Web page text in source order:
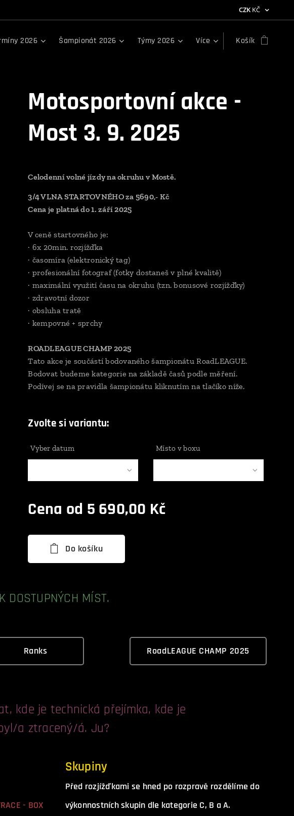
CZK KČ
2026 Šampionát 2026 Týmy 2026 Více Košík
Motosportovní akce -
Most 3. 9. 2025
Celodenní volné jízdy na okruhu v Mostě.
3/4 VLNA STARTOVNÉHO za 5690,- Kč
Cena je platná do 1. září 2025
V ceně startovného je:
· 6x 20min. rozjížďka
· časomíra (elektronický tag)
· profesionální fotograf (fotky dostaneš v plné kvalitě)
· maximální využití času na okruhu (tzn. bonusové rozjížďky)
· zdravotní dozor
· obsluha tratě
· kempovné + sprchy
ROADLEAGUE CHAMP 2025
Tato akce je součástí bodovaného šampionátu RoadLEAGUE.
Bodovat budeme kategorie na základě časů podle měření.
Podívej se na pravidla šampionátu kliknutím na tlačíko níže.
Zvolte si variantu:
Vyber datum Místo v boxu
Cena od 5 690,00 Kč
Do košíku
DOSTUPNÝCH MÍST.
Ranks RoadLEAGUE CHAMP 2025
kde je technická přejímka, kde je
a ztracený/á. Ju?
- BOX
Skupiny
Před rozjížďkami se hned po rozpravě rozdělíme do
výkonnostních skupin dle kategorie C, B a A.